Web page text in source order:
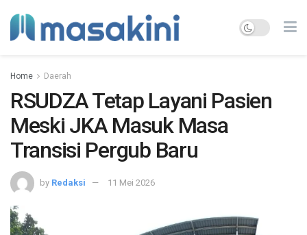
Home Daerah
RSUDZA Tetap Layani Pasien
Meski JKA Masuk Masa
Transisi Pergub Baru
by Redaksi 11 Mei 2026